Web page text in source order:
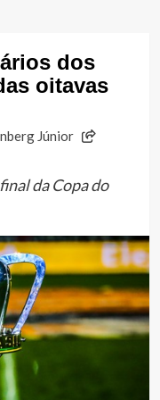
dos
oitavas
Júnior
da Copa do